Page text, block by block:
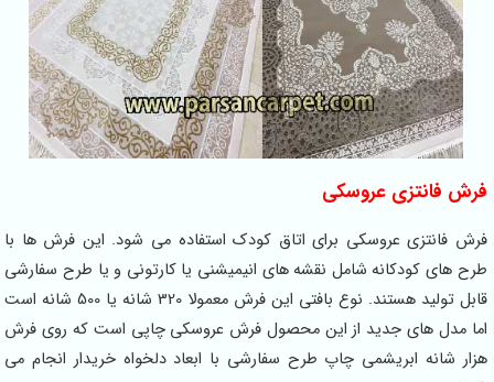
فرش فانتزی عروسکی
فرش فانتزی عروسکی برای اتاق کودک استفاده می شود. این فرش ها با
طرح های کودکانه شامل نقشه های انیمیشنی یا کارتونی و یا طرح سفارشی
قابل تولید هستند. نوع بافتی این فرش معمولا 320 شانه یا 500 شانه است
اما مدل های جدید از این محصول فرش عروسکی چاپی است که روی فرش
هزار شانه ابریشمی چاپ طرح سفارشی با ابعاد دلخواه خریدار انجام می